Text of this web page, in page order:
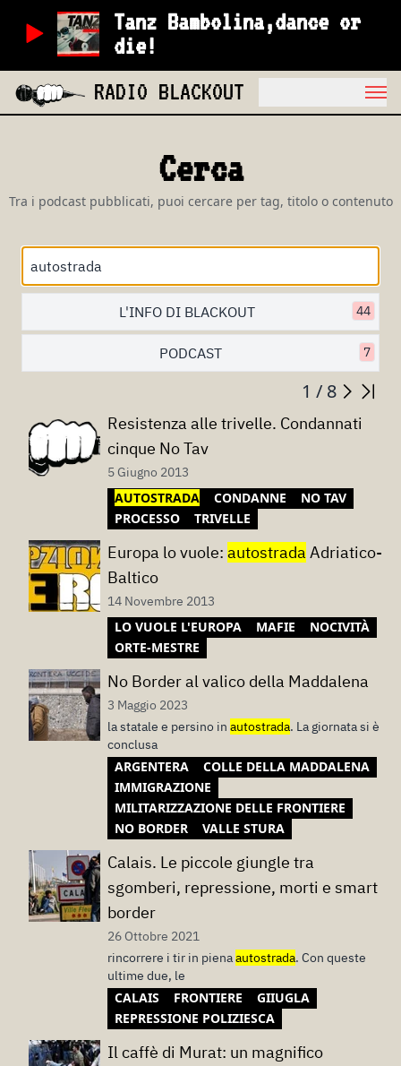
Tanz Bambolina,dance or
die!
RADIO BLACKOUT
Cerca
Tra i podcast pubblicati, puoi cercare per tag, titolo o contenuto
L'INFO DI BLACKOUT 44
PODCAST 7
1 / 8
Resistenza alle trivelle. Condannati
cinque No Tav
5 Giugno 2013
AUTOSTRADA CONDANNE
NO TAV
PROCESSO
TRIVELLE
Europa lo vuole: autostradaAdriatico-
Baltico
14 Novembre 2013
LO VUOLE L'EUROPA MAFIE
NOCIVITÀ
ORTE-MESTRE
No Border al valico della Maddalena
3 Maggio 2023
la statale e persino in autostrada. La giornata si è
conclusa
ARGENTERA
COLLE DELLA MADDALENA
IMMIGRAZIONE
MILITARIZZAZIONE DELLE FRONTIERE
NO BORDER
VALLE STURA
Calais. Le piccole giungle tra
sgomberi, repressione, morti e smart
border
26 Ottobre 2021
rincorrere i tir in pienaautostrada. Con queste
ultime due, le
CALAIS FRONTIERE
GIIUGLA
REPRESSIONE POLIZIESCA
Il caffè di Murat: un magnifico